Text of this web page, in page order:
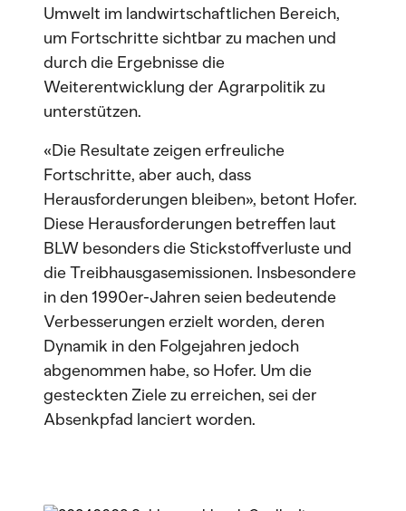
Umwelt im landwirtschaftlichen Bereich,
um Fortschritte sichtbar zu machen und
durch die Ergebnisse die
Weiterentwicklung der Agrarpolitik zu
unterstützen.
«Die Resultate zeigen erfreuliche
Fortschritte, aber auch, dass
Herausforderungen bleiben», betont Hofer.
Diese Herausforderungen betreffen laut
BLW besonders die Stickstoffverluste und
die Treibhausgasemissionen. Insbesondere
in den 1990er-Jahren seien bedeutende
Verbesserungen erzielt worden, deren
Dynamik in den Folgejahren jedoch
abgenommen habe, so Hofer. Um die
gesteckten Ziele zu erreichen, sei der
Absenkpfad lanciert worden.